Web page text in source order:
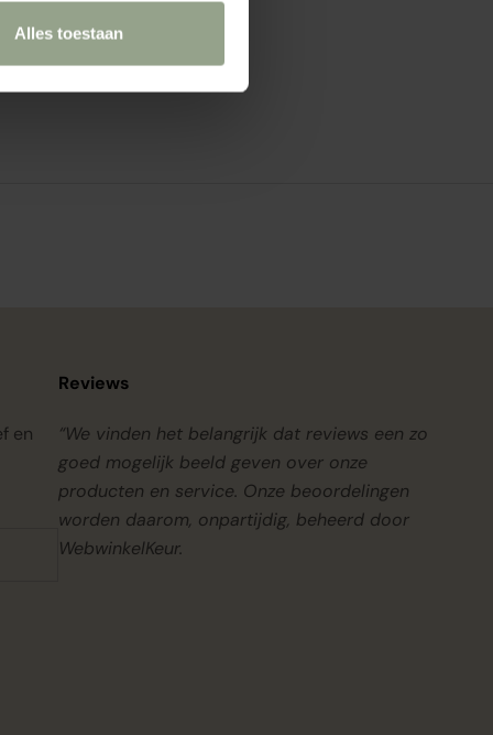
Alles toestaan
en
Reviews
“We vinden het belangrijk dat reviews een zo
goed mogelijk beeld geven over onze
producten en service. Onze beoordelingen
worden daarom, onpartijdig, beheerd door
WebwinkelKeur.